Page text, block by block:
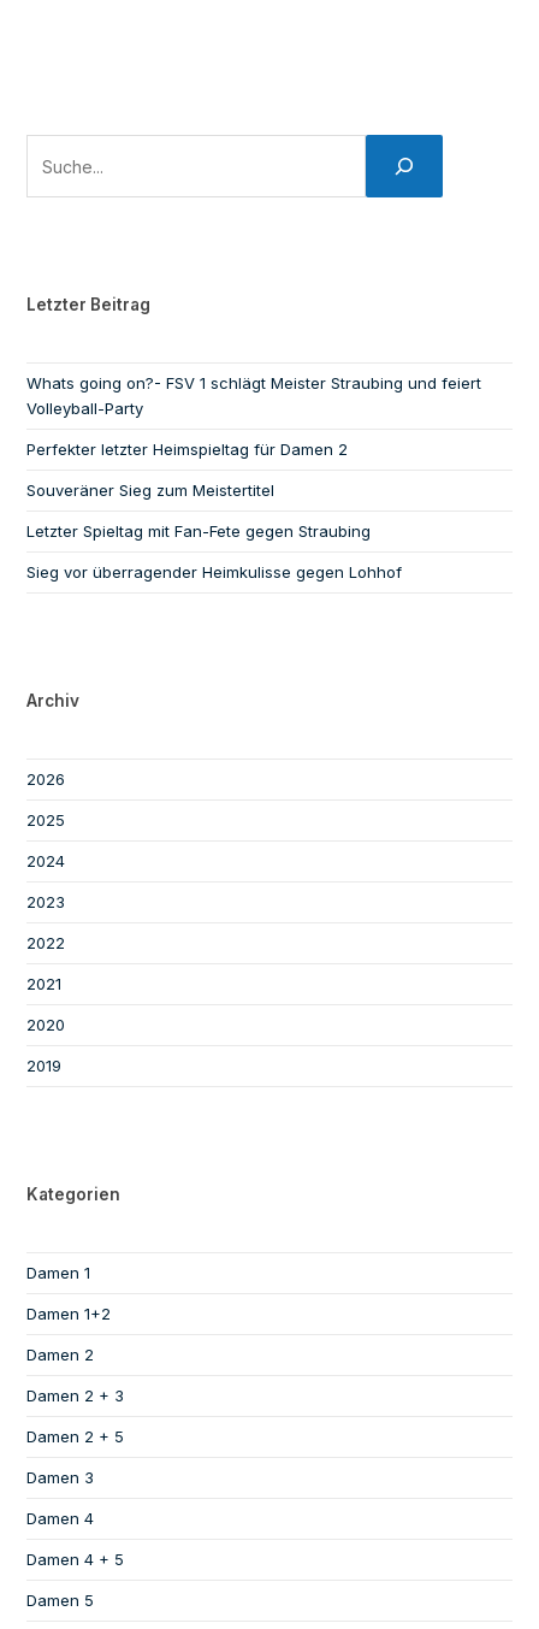
Letzter Beitrag
Whats going on?- FSV 1 schlägt Meister Straubing und feiert
Volleyball-Party
Perfekter letzter Heimspieltag für Damen 2
Souveräner Sieg zum Meistertitel
Letzter Spieltag mit Fan-Fete gegen Straubing
Sieg vor überragender Heimkulisse gegen Lohhof
Archiv
2026
2025
2024
2023
2022
2021
2020
2019
Kategorien
Damen 1
Damen 1+2
Damen 2
Damen 2 + 3
Damen 2 + 5
Damen 3
Damen 4
Damen 4 + 5
Damen 5